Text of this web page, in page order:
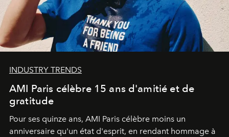
INDUSTRY TRENDS
AMI Paris célèbre 15 ans d'amitié et de
gratitude
Pour ses quinze ans, AMI Paris célèbre moins un
anniversaire qu'un état d'esprit, en rendant hommage à